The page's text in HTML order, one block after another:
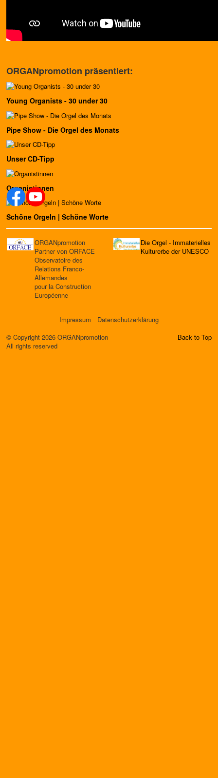
ORGANpromotion präsentiert:
Young Organists - 30 under 30
Pipe Show - Die Orgel des Monats
Unser CD-Tipp
Organistinnen
Schöne Orgeln | Schöne Worte
ORGANpromotion
Partner von ORFACE
Observatoire des
Relations Franco-
Allemandes
pour la Construction
Européenne
Die Orgel - Immaterielles
Kulturerbe der UNESCO
Impressum
Datenschutzerklärung
© Copyright 2026 ORGANpromotion
All rights reserved
Back to Top